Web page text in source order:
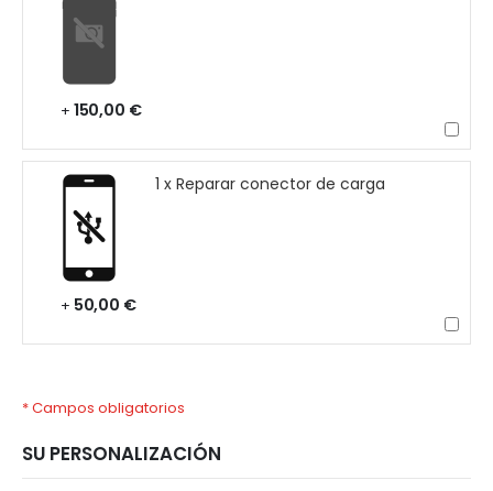
+ 150,00 €
1 x Reparar conector de carga
+ 50,00 €
* Campos obligatorios
SU PERSONALIZACIÓN